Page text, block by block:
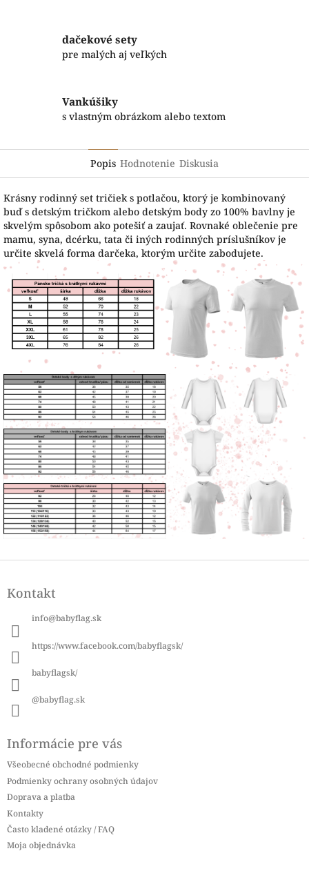
dačekové sety
pre malých aj veľkých
Vankúšiky
s vlastným obrázkom alebo textom
Popis Hodnotenie Diskusia
Krásny rodinný set tričiek s potlačou, ktorý je kombinovaný
buď s detským tričkom alebo detským body zo 100% bavlny je
skvelým spôsobom ako potešiť a zaujať. Rovnaké oblečenie pre
mamu, syna, dcérku, tata či iných rodinných príslušníkov je
určite skvelá forma darčeka, ktorým určite zabodujete.
pKontakt
info@babyflag.sk
https://www.facebook.com/babyflagsk/
babyflagsk/
@babyflag.sk
Informácie pre vás
Všeobecné obchodné podmienky
Podmienky ochrany osobných údajov
Doprava a platba
Kontakty
Často kladené otázky / FAQ
Moja objednávka